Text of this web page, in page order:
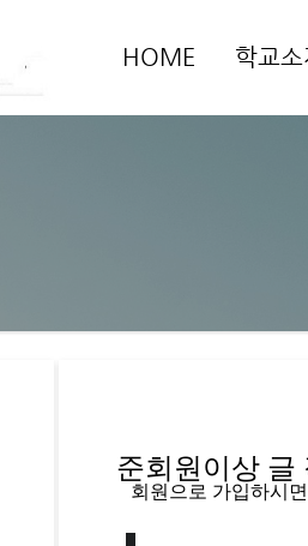
HOME 학교소
준회원이상 글
회원으로 가입하시